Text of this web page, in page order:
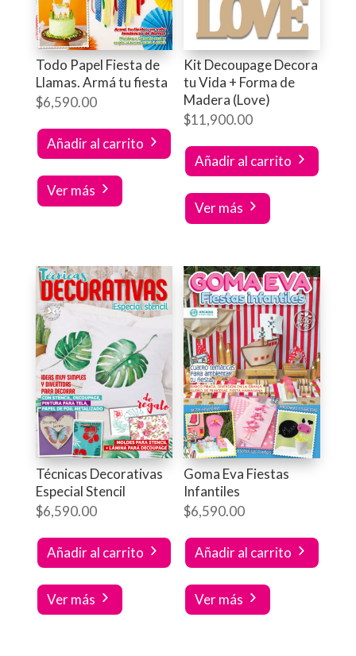
Todo Papel Fiesta de
Llamas. Armá tu fiesta
$6,590.00
Añadir al carrito
Ver más
Kit Decoupage Decora
tu Vida + Forma de
Madera (Love)
$11,900.00
Añadir al carrito
Ver más
Técnicas Decorativas
Especial Stencil
$6,590.00
Añadir al carrito
Ver más
Goma Eva Fiestas
Infantiles
$6,590.00
Añadir al carrito
Ver más